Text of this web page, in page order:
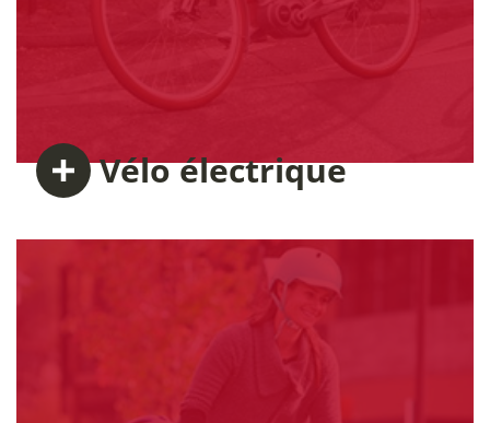
Véloélectrique